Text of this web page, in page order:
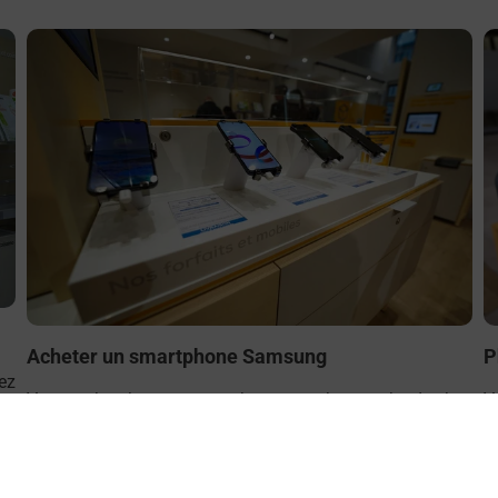
En savoir plus
Acheter un smartphone Samsung
Vous recherchez un smartphone pas cher proche de chez